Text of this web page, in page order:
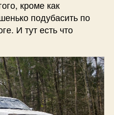
кроме как
подубасить по
И тут есть что